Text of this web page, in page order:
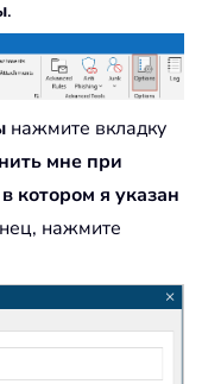
.
нажмите вкладку
мне при
котором я указан
нажмите